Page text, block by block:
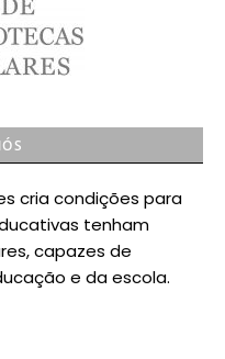
cria condições para
tenham
capazes de
e da escola.